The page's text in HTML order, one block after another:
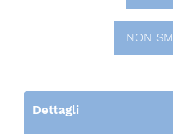
NON
Dettagli